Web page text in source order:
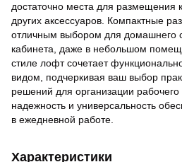
достаточно места для размещения
других аксессуаров. Компактные
отличным выбором для домашнего
кабинета, даже в небольшом
стиле лофт сочетает
видом, подчеркивая ваш выбор
решений для организации рабочего
надежность и универсальность
в ежедневной работе.
Характеристики